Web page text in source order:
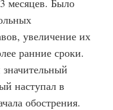
месяцев. Было
увеличение их
ранние сроки.
наступал в
обострения.